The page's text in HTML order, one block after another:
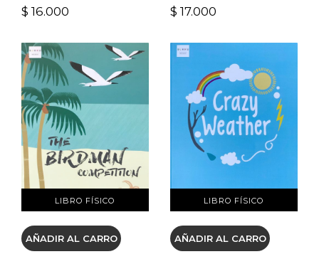
$ 16.000 $ 17.000
LIBRO FÍSICO
VER DETALLES
AÑADIR AL CARRO
LIBRO FÍSICO
VER DETALLES
AÑADIR AL CARRO